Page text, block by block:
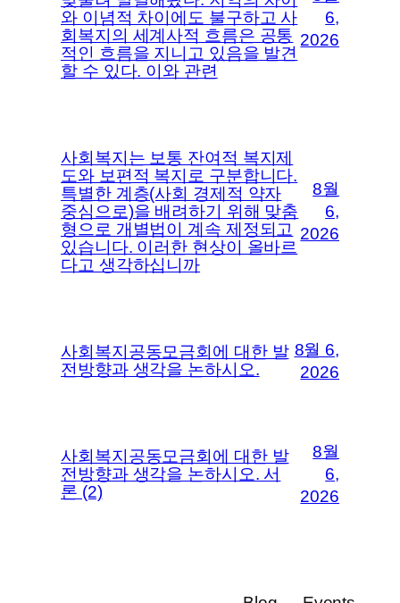
와 이념적 차이에도 불구하고 사
회복지의 세계사적 흐름은 공통
적인 흐름을 지니고 있음을 발견
할 수 있다. 이와 관련
6,
2026
사회복지는 보통 잔여적 복지제
도와 보편적 복지로 구분합니다.
특별한 계층(사회 경제적 약자
중심으로)을 배려하기 위해 맞춤
형으로 개별법이 계속 제정되고
있습니다. 이러한 현상이 올바르
다고 생각하십니까
8월
6,
2026
사회복지공동모금회에 대한 발
전방향과 생각을 논하시오.
8월 6,
2026
사회복지공동모금회에 대한 발
전방향과 생각을 논하시오. 서
론 (2)
8월
6,
2026